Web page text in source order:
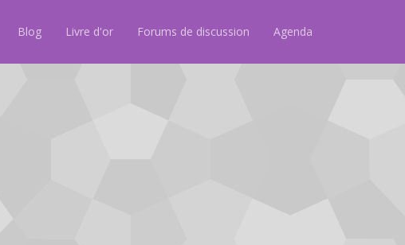
Blog Livre d'or Forums de discussion Agenda